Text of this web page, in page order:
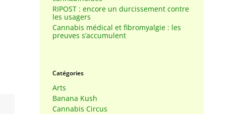
RIPOST : encore un durcissement contre
les usagers
Cannabis médical et fibromyalgie : les
preuves s’accumulent
Catégories
Arts
Banana Kush
Cannabis Circus